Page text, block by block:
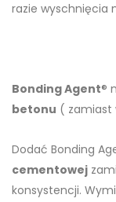
razie wyschnięcia
Bonding Agent®
betonu ( zamiast
Dodać Bonding
cementowej
konsystencji.